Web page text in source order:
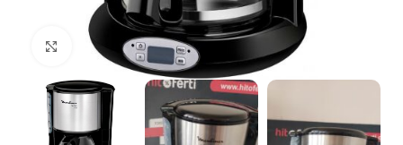
Щракнете за уголемяване